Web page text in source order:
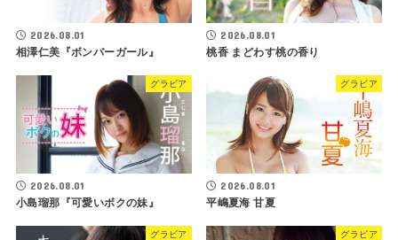
2026.08.01
相澤仁美『ボンバーガール』
2026.08.01
桃香 まどわす桃の香り
グラビア
2026.08.01
小島瑠那『可愛いボクの妹』
グラビア
2026.08.01
平嶋夏海 甘夏
グラビア グラビア